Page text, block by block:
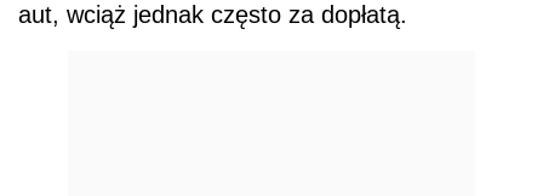
aut, wciąż jednak często za dopłatą.